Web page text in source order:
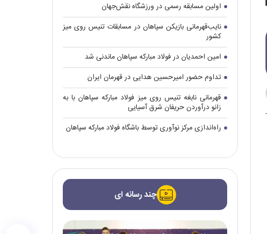
اولین مسابقه رسمی در ورزشگاه نقش‌جهان
نایب‌قهرمانی بازیکن سپاهان در مسابقات تنیس روی میز
کشور
امین احمدیان در فولاد مبارکه سپاهان ماندنی شد
تداوم حضور امیرحسین هدایی در قهرمان ایران
قهرمانی نابغه تنیس روی میز فولاد مبارکه سپاهان با به
زانو درآوردن حریفان شرق آسیایی
راه‌اندازی مرکز نوآوری توسط باشگاه فولاد مبارکه سپاهان
چند رسانه ای